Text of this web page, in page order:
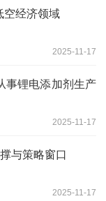
空经济领域
2025-11-17
事锂电添加剂生产
2025-11-17
与策略窗口
2025-11-17